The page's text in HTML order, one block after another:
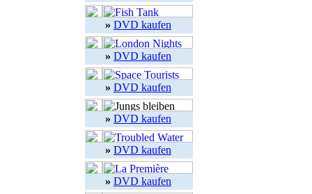
» DVD kaufen
» DVD kaufen
» DVD kaufen
» DVD kaufen
» DVD kaufen
» DVD kaufen